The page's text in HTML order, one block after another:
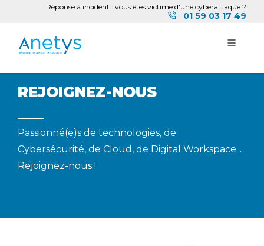
Réponse à incident : vous êtes victime d'une cyberattaque ?
01 59 03 17 49
REJOIGNEZ-NOUS
Passionné(e)s de technologies, de
Cybersécurité, de Cloud, de Digital Workspace...
Rejoignez-nous !